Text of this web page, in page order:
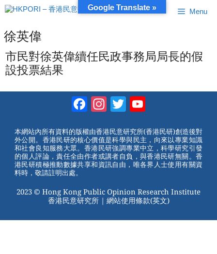
跳
至
容
Menu
徐英偉
市民對徐英偉續任民政事務局局長的假
設投票結果
Facebook
Instagram
Twitter
本網站內所有資料的版權由香港民意研究所(香港民研)創造後對
外公開。香港民研的核心價值是科學與民主，向來以專業知識
和社會良知服務大眾。香港民研強調專業中立，科學研究引發
的個人評論，責任全由作者或講者自負，與香港民研無關。香
港民研積極推動數據共享和資訊自由，唯各界人士使用有關資
料時，敬請註明出處。
2023 © Hong Kong Public Opinion Research Institute
香港民意研究所 | 網站使用條款(英文)
Google Translate »